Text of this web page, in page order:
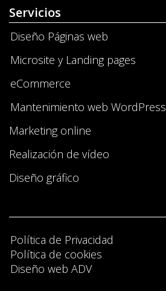
Servicios
Diseño Páginas web
Microsite y Landing pages
eCommerce
Mantenimiento web WordPress
Marketing online
Realización de vídeo
Diseño gráfico
Política de Privacidad
Política de cookies
Diseño web ADV